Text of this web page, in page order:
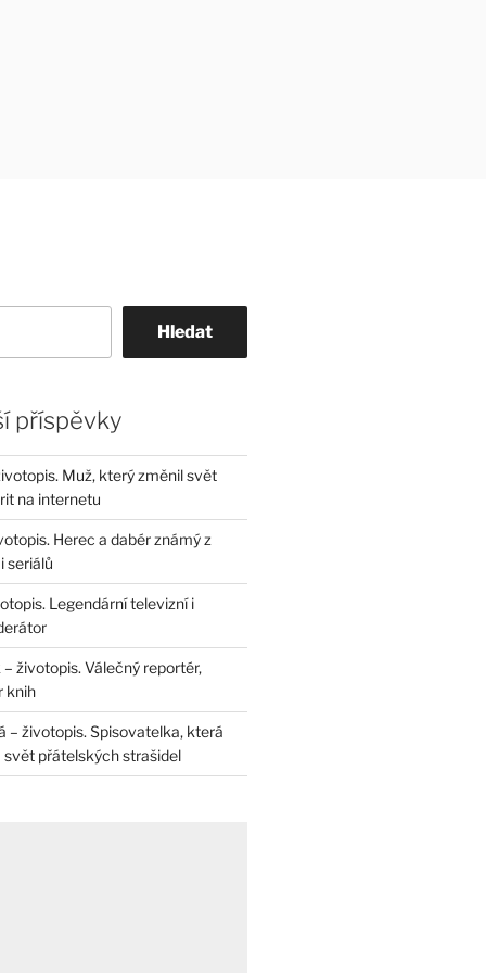
Hledat
příspěvky
Muž, který změnil svět
na internetu
Herec a dabér známý z
seriálů
Legendární televizní i
životopis. Válečný reportér,
knih
– životopis. Spisovatelka, která
přátelských strašidel